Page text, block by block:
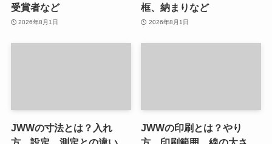
受賞者など
2026年8月1日
框、納まりなど
2026年8月1日
JWWの寸法とは？入れ
JWWの印刷とは？やり